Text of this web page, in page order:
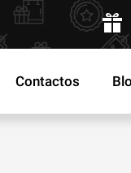
Contactos